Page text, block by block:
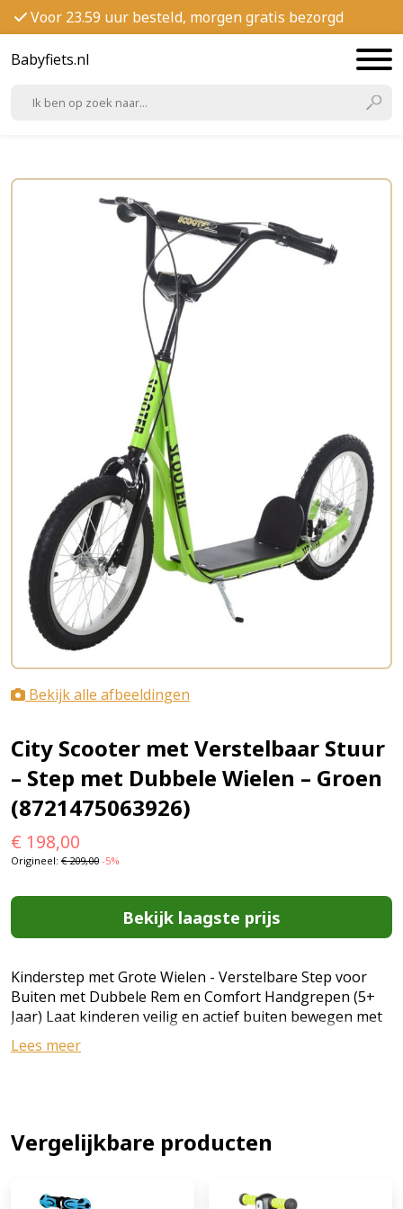
Voor 23.59 uur besteld, morgen gratis bezorgd
Babyfiets.nl
Bekijk alle afbeeldingen
City Scooter met Verstelbaar Stuur
– Step met Dubbele Wielen – Groen
(8721475063926)
€ 198,00
Origineel: €209,00 -5%
Bekijk laagste prijs
Kinderstep met Grote Wielen - Verstelbare Step voor
Buiten met Dubbele Rem en Comfort Handgrepen (5+
Jaar) Laat kinderen veilig en actief buiten bewegen met
deze stevige kinderstep met grote wielen. Ideaal om
balans, coördinatie en motorische vaardigheden te
rijden. Grote luchtbanden: Zorgen voor een
comfortabele en stabiele rijervaring op verschillende
kind voor langdurig gebruik. Antislip handgrepen:
Lees meer
Vergelijkbare producten